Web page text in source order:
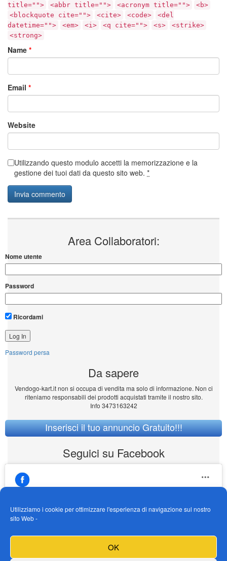
Utilizziamo i cookie per ottimizzare l'esperienza di navigazione sul nostro
sito Web -
OK
title="">
<abbr title=""> <acronym title="">
<b>
<blockquote cite="">
<cite> <code>
<del
datetime="">
<em> <i> <q cite=""> <s>
<strike>
<strong>
Name *
Email *
Website
Utilizzando questo modulo accetti la memorizzazione e la
gestione dei tuoi dati da questo sito web. *
Area Collaboratori:
Nome utente
Password
Ricordami
Password persa
Da sapere
Vendogo-kart.it non si occupa di vendita ma solo di informazione. Non ci
riteniamo responsabili dei prodotti acquistati tramite il nostro sito.
Info 3473163242
Inserisci il tuo annuncio Gratuito!!!
Seguici su Facebook
https://www.facebook.com/Vendogokartit/
Fai clic per accettare i cookie marketing e
abilitare questo contenuto